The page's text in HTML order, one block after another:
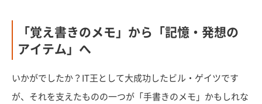
「覚え書きのメモ」から「記憶・発想の
アイテム」へ
いかがでしたか？IT王として大成功したビル・ゲイツです
が、それを支えたものの一つが「手書きのメモ」かもしれな